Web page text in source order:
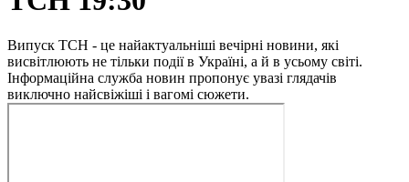
Випуск ТСН - це найактуальніші вечірні новини, які
висвітлюють не тільки події в Україні, а й в усьому світі.
Інформаційна служба новин пропонує увазі глядачів
виключно найсвіжіші і вагомі сюжети.